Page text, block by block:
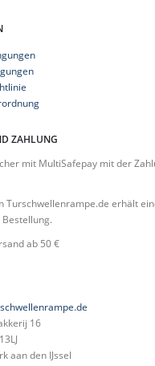
ZAHLUNG
mit MultiSafepay mit der
Turschwellenrampe.de erhält
ab 50 €
16
aan den IJssel